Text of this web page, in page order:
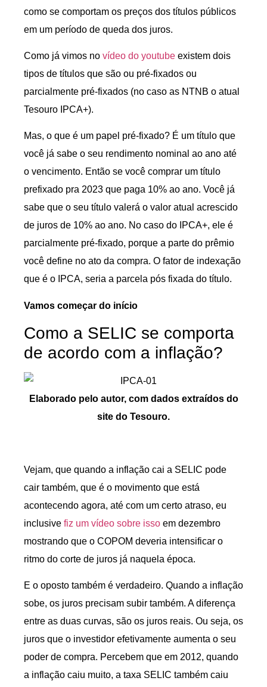
como se comportam os preços dos títulos públicos
em um período de queda dos juros.
Como já vimos no vídeo do youtube existem dois
tipos de títulos que são ou pré-fixados ou
parcialmente pré-fixados (no caso as NTNB o atual
Tesouro IPCA+).
Mas, o que é um papel pré-fixado? É um título que
você já sabe o seu rendimento nominal ao ano até
o vencimento. Então se você comprar um título
prefixado pra 2023 que paga 10% ao ano. Você já
sabe que o seu título valerá o valor atual acrescido
de juros de 10% ao ano. No caso do IPCA+, ele é
parcialmente pré-fixado, porque a parte do prêmio
você define no ato da compra. O fator de indexação
que é o IPCA, seria a parcela pós fixada do título.
Vamos começar do início
Como a SELIC se comporta
de acordo com a inflação?
Elaborado pelo autor, com dados extraídos do
site do Tesouro.
Vejam, que quando a inflação cai a SELIC pode
cair também, que é o movimento que está
acontecendo agora, até com um certo atraso, eu
inclusive fiz um vídeo sobre isso em dezembro
mostrando que o COPOM deveria intensificar o
ritmo do corte de juros já naquela época.
E o oposto também é verdadeiro. Quando a inflação
sobe, os juros precisam subir também. A diferença
entre as duas curvas, são os juros reais. Ou seja, os
juros que o investidor efetivamente aumenta o seu
poder de compra. Percebem que em 2012, quando
a inflação caiu muito, a taxa SELIC também caiu